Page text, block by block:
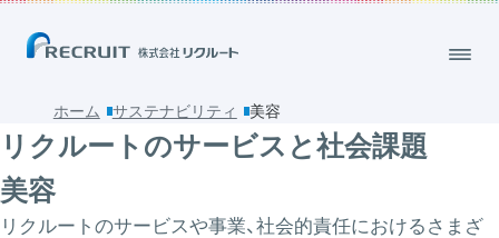
ホーム サステナビリティ 美容
リクルートのサービスと社会課題
美容
リクルートのサービスや事業、社会的責任におけるさまざ